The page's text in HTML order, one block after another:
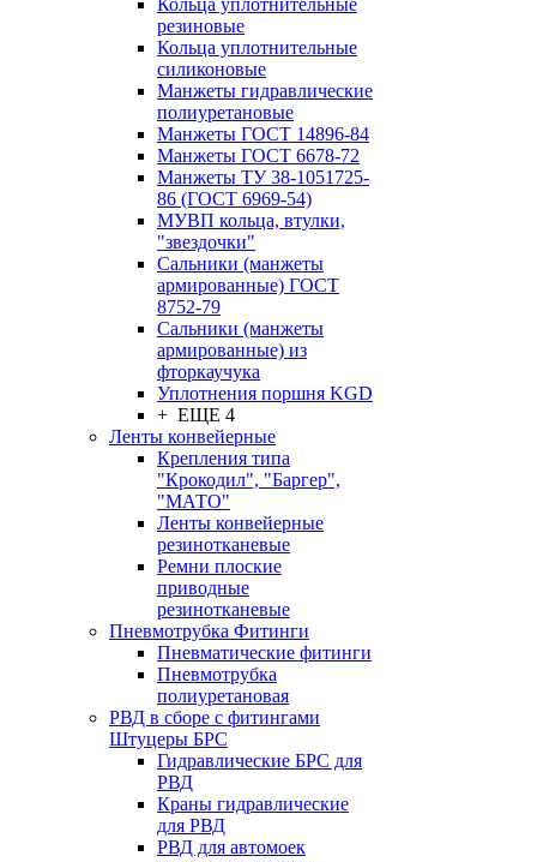
Кольца уплотнительные
резиновые
Кольца уплотнительные
силиконовые
Манжеты гидравлические
полиуретановые
Манжеты ГОСТ 14896-84
Манжеты ГОСТ 6678-72
Манжеты ТУ 38-1051725-
86 (ГОСТ 6969-54)
МУВП кольца, втулки,
"звездочки"
Сальники (манжеты
армированные) ГОСТ
8752-79
Сальники (манжеты
армированные) из
фторкаучука
Уплотнения поршня KGD
+ ЕЩЕ 4
Ленты конвейерные
Крепления типа
"Крокодил", "Баргер",
"МАТО"
Ленты конвейерные
резинотканевые
Ремни плоские
приводные
резинотканевые
Пневмотрубка Фитинги
Пневматические фитинги
Пневмотрубка
полиуретановая
РВД в сборе с фитингами
Штуцеры БРС
Гидравлические БРС для
РВД
Краны гидравлические
для РВД
РВД для автомоек